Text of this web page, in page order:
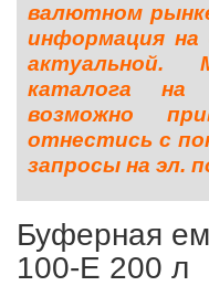
валютном
информация
актуальной.
каталога
возможно
отнестись с
запросы на эл.
Буферная
100-E 200 л